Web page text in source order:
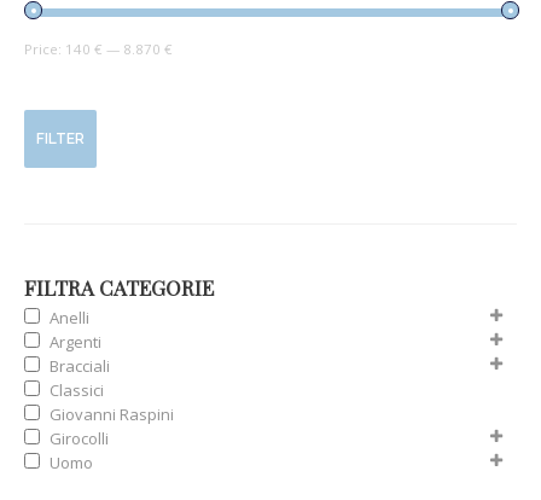
Price: 140 € — 8.870 €
FILTER
FILTRA CATEGORIE
Anelli
Argenti
Bracciali
Classici
Giovanni Raspini
Girocolli
Uomo